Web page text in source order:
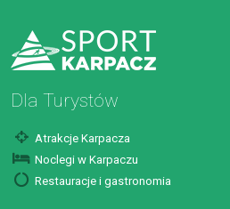
Dla Turystów
Atrakcje Karpacza
Noclegi w Karpaczu
Restauracje i gastronomia